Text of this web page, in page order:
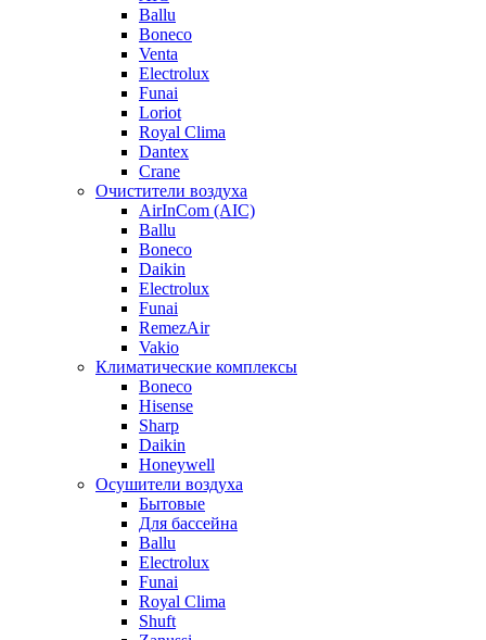
Ballu
Boneco
Venta
Electrolux
Funai
Loriot
Royal Clima
Dantex
Crane
Очистители воздуха
AirInCom (AIC)
Ballu
Boneco
Daikin
Electrolux
Funai
RemezAir
Vakio
Климатические комплексы
Boneco
Hisense
Sharp
Daikin
Honeywell
Осушители воздуха
Бытовые
Для бассейна
Ballu
Electrolux
Funai
Royal Clima
Shuft